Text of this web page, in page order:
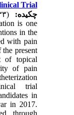
Trial
چکیده:
is one
in the
with pain
the present
of topical
of pain
trial
in
in 2017.
through